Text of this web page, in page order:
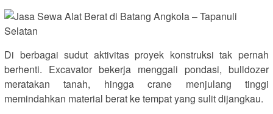
Di berbagai sudut aktivitas proyek konstruksi tak pernah
berhenti. Excavator bekerja menggali pondasi, bulldozer
meratakan tanah, hingga crane menjulang tinggi
memindahkan material berat ke tempat yang sulit dijangkau.